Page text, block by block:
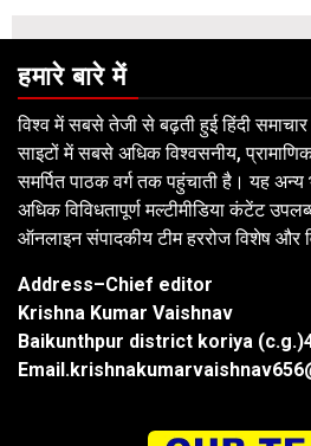
हमारे बारे में
विश्व में सबसे तेजी से बढ़ती हुई हिंदी
साइटों में सबसे अधिक विश्वसनीय,
समर्पित पाठक वर्ग तक पहुंचाती है। यह अन्य
अधिक विविधतापूर्ण मल्टीमीडिया कंटेंट
ऑनलाइन संपादकीय टीम हररोज विशेष और
Address–Chief editor
Krishna Kumar Vaishnav
Baikunthpur district koriya